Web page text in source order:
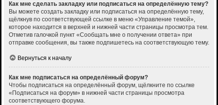
Как мне сделать закладку или подписаться на определённую тему?
Вы можете создать закладку или подписаться на определённую тему,
щёлкнув по соответствующей ссылке в меню «Управление темой»,
которое находится в верхней и нижней части страницы просмотра тем.
Отметив галочкой пункт «Сообщать мне о получении ответа» при
отправке сообщения, вы также подпишетесь на соответствующую тему.
Вернуться к началу
Как мне подписаться на определённый форум?
Чтобы подписаться на определённый форум, щёлкните по ссылке
«Подписаться на форум» в нижней части страницы просмотра
соответствующего форума.